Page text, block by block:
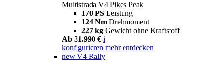
Multistrada V4 Pikes Peak
170 PS Leistung
124 Nm Drehmoment
227 kg Gewicht ohne Kraftstoff
Ab 31.990 € i
konfigurieren mehr entdecken
new V4 Rally